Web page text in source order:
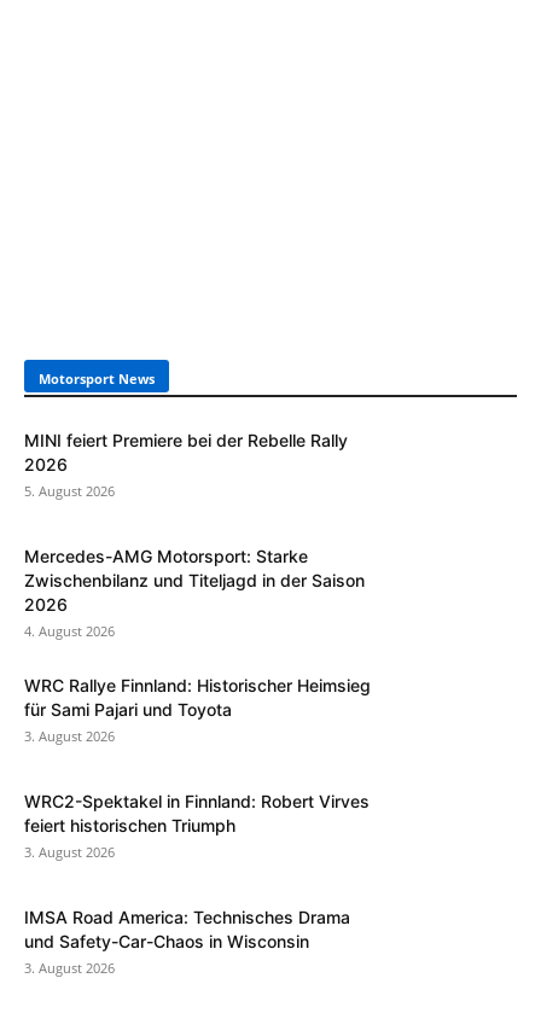
Motorsport News
MINI feiert Premiere bei der Rebelle Rally
2026
5. August 2026
Mercedes-AMG Motorsport: Starke
Zwischenbilanz und Titeljagd in der Saison
2026
4. August 2026
WRC Rallye Finnland: Historischer Heimsieg
für Sami Pajari und Toyota
3. August 2026
WRC2-Spektakel in Finnland: Robert Virves
feiert historischen Triumph
3. August 2026
IMSA Road America: Technisches Drama
und Safety-Car-Chaos in Wisconsin
3. August 2026